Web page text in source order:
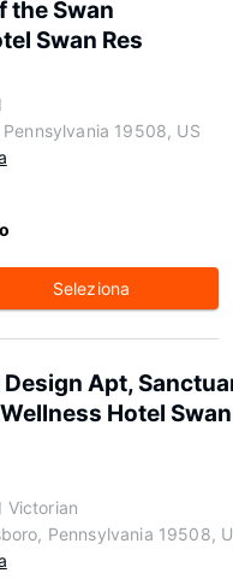
the Swan
Swan Res
19508, US
Seleziona
Design Apt,
Hotel Swan
Victorian
Pennsylvania 19508,